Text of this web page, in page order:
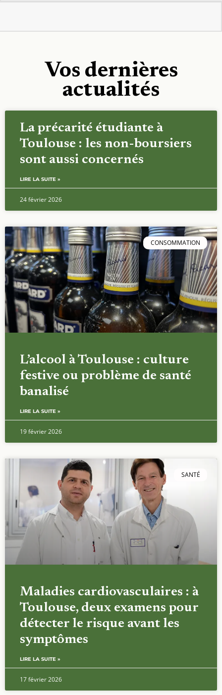
Vos dernières
actualités
La précarité étudiante à
Toulouse : les non-boursiers
sont aussi concernés
LIRE LA SUITE »
24 février 2026
CONSOMMATION
L’alcool à Toulouse : culture
festive ou problème de santé
banalisé
LIRE LA SUITE »
19 février 2026
SANTÉ
Maladies cardiovasculaires : à
Toulouse, deux examens pour
détecter le risque avant les
symptômes
LIRE LA SUITE »
17 février 2026